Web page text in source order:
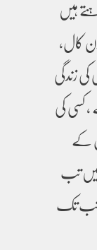
ہیں
کال،
زندگی
کسی کی
کے
تب
تب تک